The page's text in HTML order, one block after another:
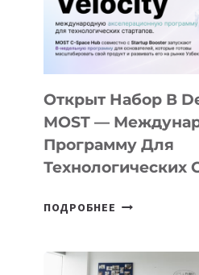
CAMP
ДАЛ
30
ПОДРОСТКАМ
БИЛЕТ
В
Открыт Набор В
MOST —
Программу Для
Технологических
ПОДРОБНЕЕ ОТКРЫТ
DEAL